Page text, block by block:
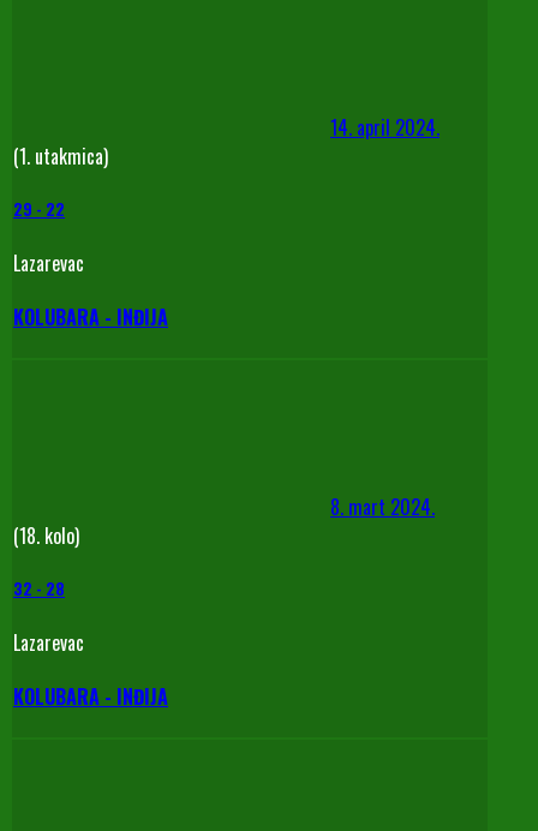
14. april 2024.
(1. utakmica)
29 - 22
Lazarevac
KOLUBARA - INĐIJA
8. mart 2024.
(18. kolo)
32 - 28
Lazarevac
KOLUBARA - INĐIJA